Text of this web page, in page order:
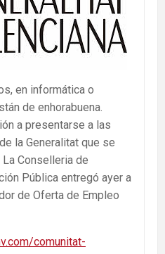
en informática o
de enhorabuena.
a presentarse a las
la Generalitat que se
Conselleria de
Pública entregó ayer a
de Oferta de Empleo
comunitat-